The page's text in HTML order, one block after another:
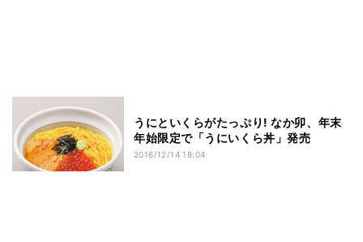
うにといくらがたっぷり! なか卯、年末
年始限定で「うにいくら丼」発売
2016/12/14 18:04